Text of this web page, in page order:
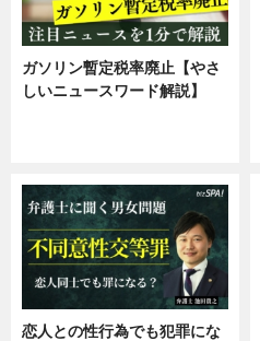
ガソリン暫定税率廃止【やさ
しいニュースワード解説】
恋人との性行為でも犯罪にな